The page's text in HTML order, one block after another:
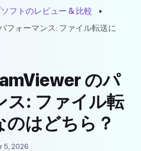
フトのレビュー & 比較
フォーマンス: ファイル転送に
のパ
ス: ファイル転
のはどちら？
5, 2026